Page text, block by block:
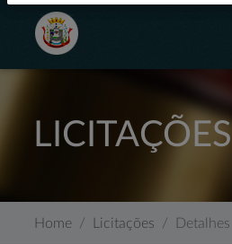
LICITAÇÕES
Home Licitações Detalhes